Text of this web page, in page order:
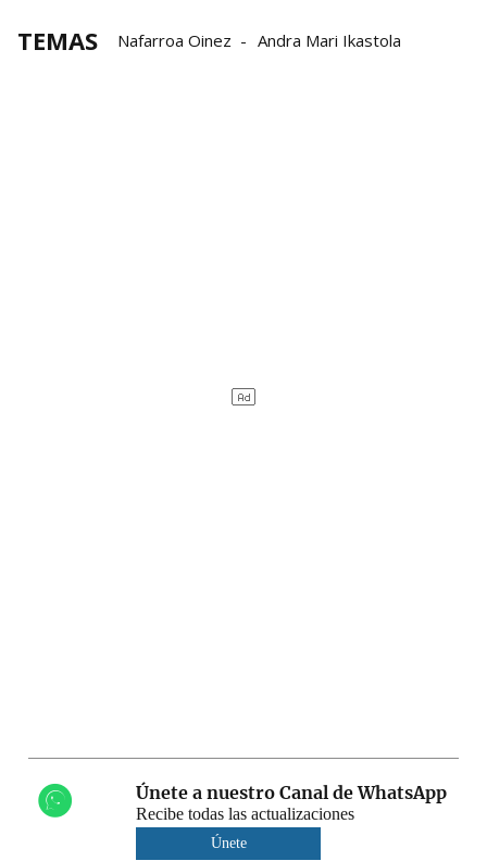
TEMAS Nafarroa Oinez Andra Mari Ikastola
Únete a nuestro Canal de WhatsApp
Recibe todas las actualizaciones
Únete